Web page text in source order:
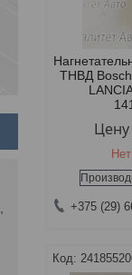
ТНВД Bosch
Цену
+375 (29)